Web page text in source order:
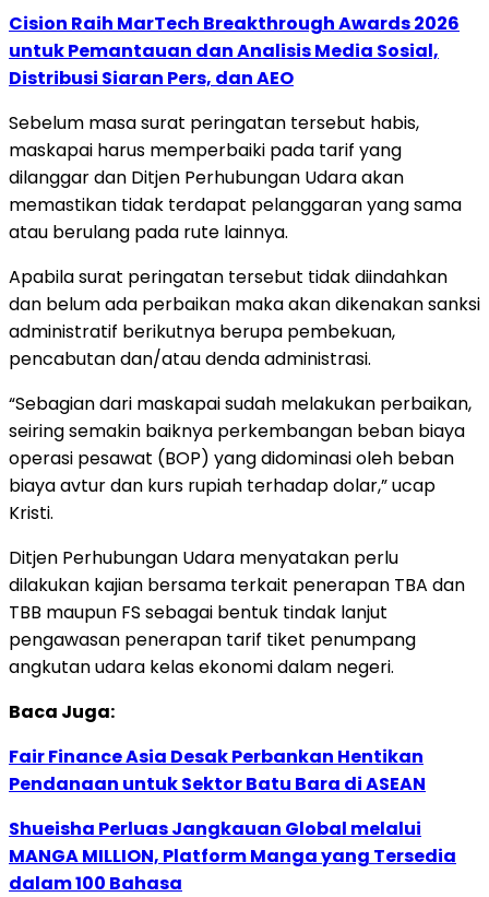
Cision Raih MarTech Breakthrough Awards 2026
untuk Pemantauan dan Analisis Media Sosial,
Distribusi Siaran Pers, dan AEO
Sebelum masa surat peringatan tersebut habis,
maskapai harus memperbaiki pada tarif yang
dilanggar dan Ditjen Perhubungan Udara akan
memastikan tidak terdapat pelanggaran yang sama
atau berulang pada rute lainnya.
Apabila surat peringatan tersebut tidak diindahkan
dan belum ada perbaikan maka akan dikenakan sanksi
administratif berikutnya berupa pembekuan,
pencabutan dan/atau denda administrasi.
“Sebagian dari maskapai sudah melakukan perbaikan,
seiring semakin baiknya perkembangan beban biaya
operasi pesawat (BOP) yang didominasi oleh beban
biaya avtur dan kurs rupiah terhadap dolar,” ucap
Kristi.
Ditjen Perhubungan Udara menyatakan perlu
dilakukan kajian bersama terkait penerapan TBA dan
TBB maupun FS sebagai bentuk tindak lanjut
pengawasan penerapan tarif tiket penumpang
angkutan udara kelas ekonomi dalam negeri.
Baca Juga:
Fair Finance Asia Desak Perbankan Hentikan
Pendanaan untuk Sektor Batu Bara di ASEAN
Shueisha Perluas Jangkauan Global melalui
MANGA MILLION, Platform Manga yang Tersedia
dalam 100 Bahasa